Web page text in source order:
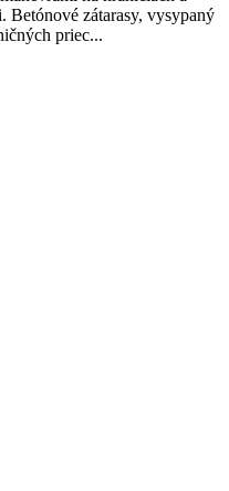
Betónové zátarasy, vysypaný
priec...